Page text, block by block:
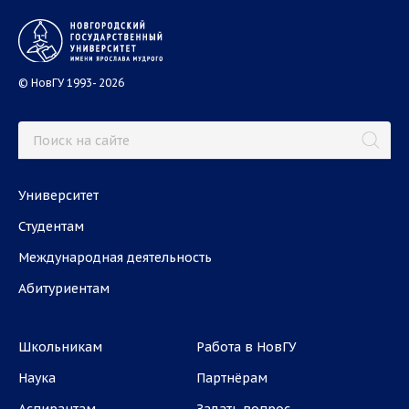
© НовГУ 1993- 2026
Университет
Студентам
Международная деятельность
Абитуриентам
Школьникам
Наука
Работа в НовГУ
Партнёрам